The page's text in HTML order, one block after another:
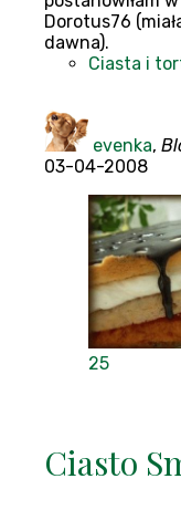
Dorotus76
dawna).
Ciasta i
evenka,
03-04-2008
25
Ciasto